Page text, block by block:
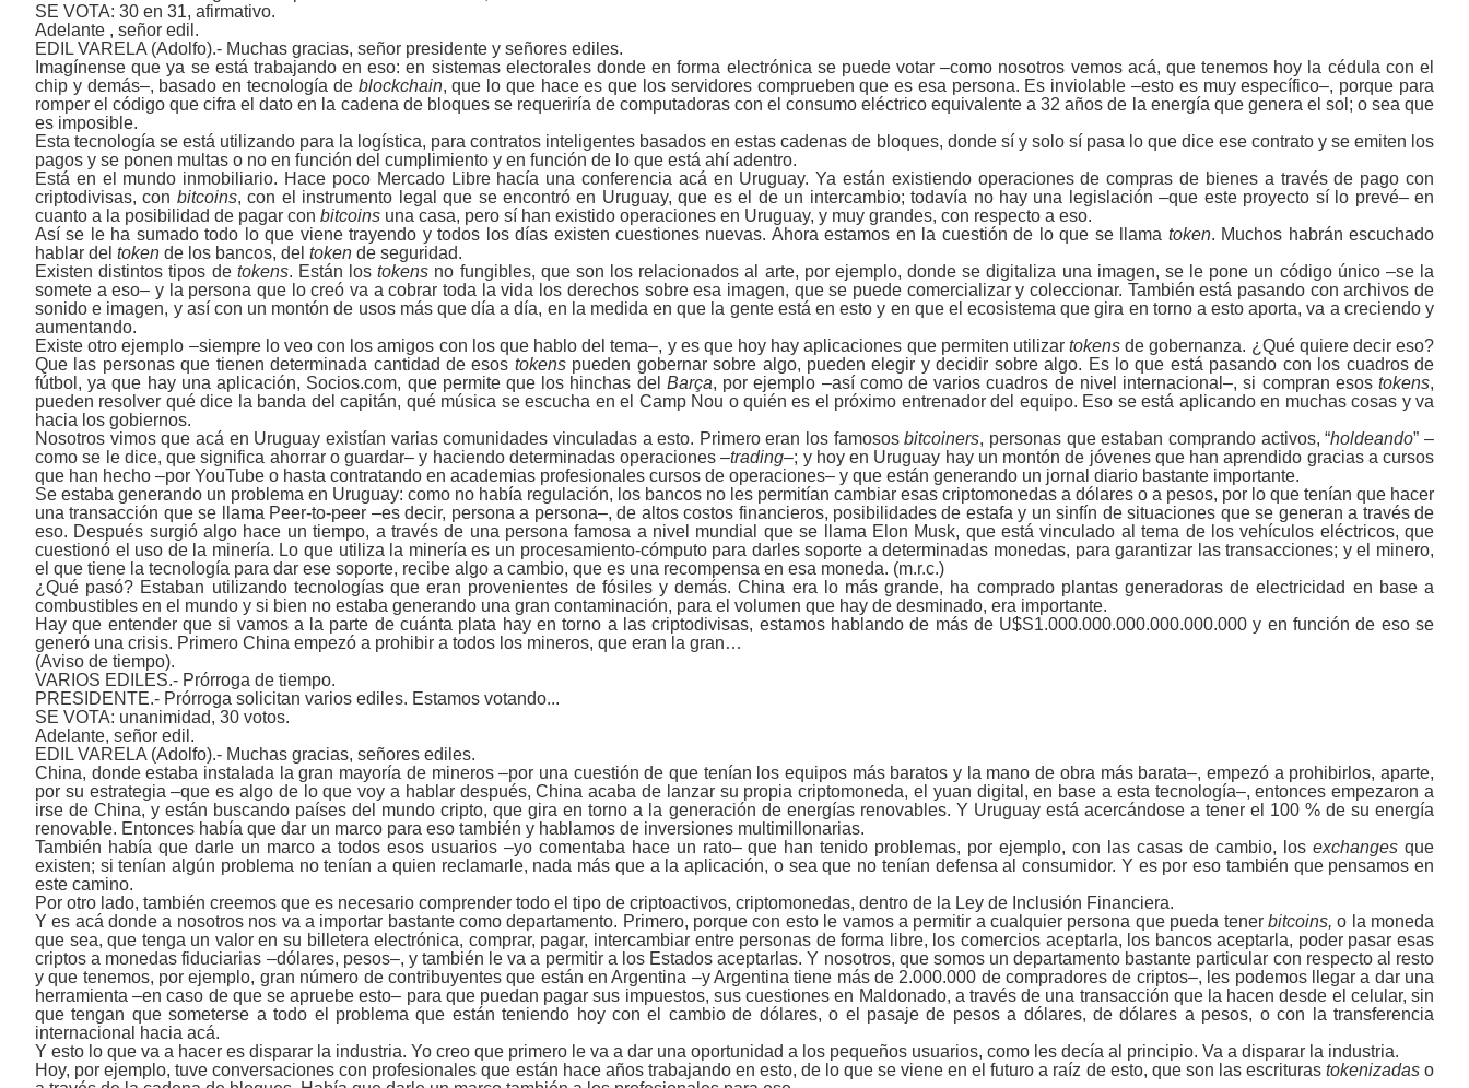
SE VOTA: 30 en 31, afirmativo.
Adelante , señor edil.
EDIL VARELA (Adolfo).- Muchas gracias, señor presidente y señores ediles.
Imagínense que ya se está trabajando en eso: en sistemas electorales donde en forma electrónica se puede votar ‒como nosotros vemos acá, que tenemos hoy la cédula con el
chip y demás‒, basado en tecnología de blockchain, que lo que hace es que los servidores comprueben que es esa persona. Es inviolable ‒esto es muy específico‒, porque para
romper el código que cifra el dato en la cadena de bloques se requeriría de computadoras con el consumo eléctrico equivalente a 32 años de la energía que genera el sol; o sea que
es imposible.
Esta tecnología se está utilizando para la logística, para contratos inteligentes basados en estas cadenas de bloques, donde sí y solo sí pasa lo que dice ese contrato y se emiten los
pagos y se ponen multas o no en función del cumplimiento y en función de lo que está ahí adentro.
Está en el mundo inmobiliario. Hace poco Mercado Libre hacía una conferencia acá en Uruguay. Ya están existiendo operaciones de compras de bienes a través de pago con
criptodivisas, con bitcoins, con el instrumento legal que se encontró en Uruguay, que es el de un intercambio; todavía no hay una legislación ‒que este proyecto sí lo prevé‒ en
cuanto a la posibilidad de pagar con bitcoins una casa, pero sí han existido operaciones en Uruguay, y muy grandes, con respecto a eso.
Así se le ha sumado todo lo que viene trayendo y todos los días existen cuestiones nuevas. Ahora estamos en la cuestión de lo que se llama token. Muchos habrán escuchado
hablar del token de los bancos, del token de seguridad.
Existen distintos tipos de tokens. Están lostokens no fungibles, que son los relacionados al arte, por ejemplo, donde se digitaliza una imagen, se le pone un código único ‒se la
somete a eso‒ y la persona que lo creó va a cobrar toda la vida los derechos sobre esa imagen, que se puede comercializar y coleccionar. También está pasando con archivos de
sonido e imagen, y así con un montón de usos más que día a día, en la medida en que la gente está en esto y en que el ecosistema que gira en torno a esto aporta, va a creciendo y
aumentando.
Existe otro ejemplo ‒siempre lo veo con los amigos con los que hablo del tema‒, y es que hoy hay aplicaciones que permiten utilizar tokens de gobernanza. ¿Qué quiere decir eso?
Que las personas que tienen determinada cantidad de esos tokenspueden gobernar sobre algo, pueden elegir y decidir sobre algo. Es lo que está pasando con los cuadros de
fútbol, ya que hay una aplicación, Socios.com, que permite que los hinchas del Barça, por ejemplo ‒así como de varios cuadros de nivel internacional‒, si compran esostokens,
pueden resolver qué dice la banda del capitán, qué música se escucha en el Camp Nou o quién es el próximo entrenador del equipo. Eso se está aplicando en muchas cosas y va
hacia los gobiernos.
Nosotros vimos que acá en Uruguay existían varias comunidades vinculadas a esto. Primero eran los famososbitcoiners, personas que estaban comprando activos, “holdeando” ‒
como se le dice, que significa ahorrar o guardar‒ y haciendo determinadas operaciones ‒trading‒; y hoy en Uruguay hay un montón de jóvenes que han aprendido gracias a cursos
que han hecho ‒por YouTube o hasta contratando en academias profesionales cursos de operaciones‒ y que están generando un jornal diario bastante importante.
Se estaba generando un problema en Uruguay: como no había regulación, los bancos no les permitían cambiar esas criptomonedas a dólares o a pesos, por lo que tenían que hacer
una transacción que se llama Peer-to-peer ‒es decir, persona a persona‒, de altos costos financieros, posibilidades de estafa y un sinfín de situaciones que se generan a través de
eso. Después surgió algo hace un tiempo, a través de una persona famosa a nivel mundial que se llama Elon Musk, que está vinculado al tema de los vehículos eléctricos, que
cuestionó el uso de la minería. Lo que utiliza la minería es un procesamiento-cómputo para darles soporte a determinadas monedas, para garantizar las transacciones; y el minero,
el que tiene la tecnología para dar ese soporte, recibe algo a cambio, que es una recompensa en esa moneda. (m.r.c.)
¿Qué pasó? Estaban utilizando tecnologías que eran provenientes de fósiles y demás. China era lo más grande, ha comprado plantas generadoras de electricidad en base a
combustibles en el mundo y si bien no estaba generando una gran contaminación, para el volumen que hay de desminado, era importante.
Hay que entender que si vamos a la parte de cuánta plata hay en torno a las criptodivisas, estamos hablando de más de U$S1.000.000.000.000.000.000 y en función de eso se
generó una crisis. Primero China empezó a prohibir a todos los mineros, que eran la gran…
(Aviso de tiempo).
VARIOS EDILES.- Prórroga de tiempo.
PRESIDENTE.- Prórroga solicitan varios ediles. Estamos votando...
SE VOTA: unanimidad, 30 votos.
Adelante, señor edil.
EDIL VARELA (Adolfo).- Muchas gracias, señores ediles.
China, donde estaba instalada la gran mayoría de mineros ‒por una cuestión de que tenían los equipos más baratos y la mano de obra más barata‒, empezó a prohibirlos, aparte,
por su estrategia ‒que es algo de lo que voy a hablar después, China acaba de lanzar su propia criptomoneda, el yuan digital, en base a esta tecnología‒, entonces empezaron a
irse de China, y están buscando países del mundo cripto, que gira en torno a la generación de energías renovables. Y Uruguay está acercándose a tener el 100 % de su energía
renovable. Entonces había que dar un marco para eso también y hablamos de inversiones multimillonarias.
También había que darle un marco a todos esos usuarios ‒yo comentaba hace un rato‒ que han tenido problemas, por ejemplo, con las casas de cambio, losexchanges que
existen; si tenían algún problema no tenían a quien reclamarle, nada más que a la aplicación, o sea que no tenían defensa al consumidor. Y es por eso también que pensamos en
este camino.
Por otro lado, también creemos que es necesario comprender todo el tipo de criptoactivos, criptomonedas, dentro de la Ley de Inclusión Financiera.
Y es acá donde a nosotros nos va a importar bastante como departamento. Primero, porque con esto le vamos a permitir a cualquier persona que pueda tener bitcoins, o la moneda
que sea, que tenga un valor en su billetera electrónica, comprar, pagar, intercambiar entre personas de forma libre, los comercios aceptarla, los bancos aceptarla, poder pasar esas
criptos a monedas fiduciarias ‒dólares, pesos‒, y también le va a permitir a los Estados aceptarlas. Y nosotros, que somos un departamento bastante particular con respecto al resto
y que tenemos, por ejemplo, gran número de contribuyentes que están en Argentina ‒y Argentina tiene más de 2.000.000 de compradores de criptos‒, les podemos llegar a dar una
herramienta ‒en caso de que se apruebe esto‒ para que puedan pagar sus impuestos, sus cuestiones en Maldonado, a través de una transacción que la hacen desde el celular, sin
que tengan que someterse a todo el problema que están teniendo hoy con el cambio de dólares, o el pasaje de pesos a dólares, de dólares a pesos, o con la transferencia
internacional hacia acá.
Y esto lo que va a hacer es disparar la industria. Yo creo que primero le va a dar una oportunidad a los pequeños usuarios, como les decía al principio. Va a disparar la industria.
Hoy, por ejemplo, tuve conversaciones con profesionales que están hace años trabajando en esto, de lo que se viene en el futuro a raíz de esto, que son las escrituras tokenizadaso